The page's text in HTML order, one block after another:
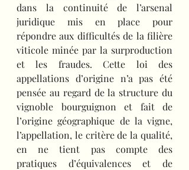
dans la continuité de l’arsenal
juridique mis en place pour
répondre aux difficultés de la filière
viticole minée par la surproduction
et les fraudes. Cette loi des
appellations d’origine n’a pas été
pensée au regard de la structure du
vignoble bourguignon et fait de
l’origine géographique de la vigne,
l’appellation, le critère de la qualité,
en ne tient pas compte des
pratiques d’équivalences et de